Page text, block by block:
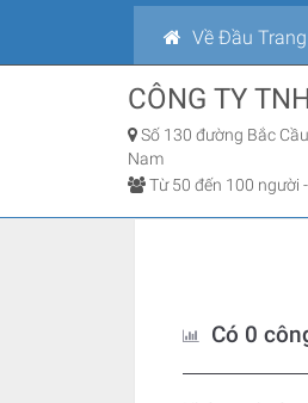
Về Đầu Trang
CÔNG TY
Số 130 đường Bắc
Nam
Từ 50 đến 100 người -
Có 0